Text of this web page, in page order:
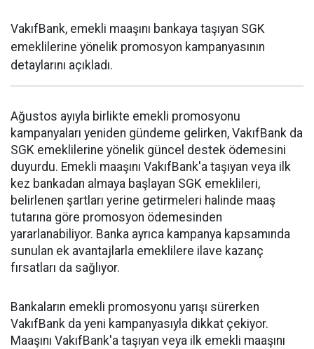
VakıfBank, emekli maaşını bankaya taşıyan SGK
emeklilerine yönelik promosyon kampanyasının
detaylarını açıkladı.
Ağustos ayıyla birlikte emekli promosyonu
kampanyaları yeniden gündeme gelirken, VakıfBank da
SGK emeklilerine yönelik güncel destek ödemesini
duyurdu. Emekli maaşını VakıfBank'a taşıyan veya ilk
kez bankadan almaya başlayan SGK emeklileri,
belirlenen şartları yerine getirmeleri halinde maaş
tutarına göre promosyon ödemesinden
yararlanabiliyor. Banka ayrıca kampanya kapsamında
sunulan ek avantajlarla emeklilere ilave kazanç
fırsatları da sağlıyor.
Bankaların emekli promosyonu yarışı sürerken
VakıfBank da yeni kampanyasıyla dikkat çekiyor.
Maaşını VakıfBank'a taşıyan veya ilk emekli maaşını